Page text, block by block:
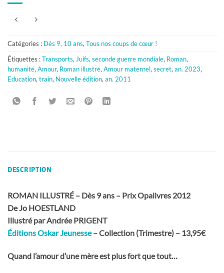
Catégories : Dès 9, 10 ans,Tous nos coups de cœur !
Étiquettes :Transports,Juifs,seconde guerre mondiale, Roman,
humanité,Amour, Roman illustré,Amour maternel,secret,an. 2023,
Education,train, Nouvelle édition,an. 2011
DESCRIPTION
ROMAN ILLUSTRÉ – Dès 9 ans – Prix Opalivres 2012
De Jo HOESTLAND
Illustré par Andrée PRIGENT
Éditions Oskar Jeunesse– Collection (Trimestre) – 13,95€
Quand l’amour d’une mère est plus fort que tout…